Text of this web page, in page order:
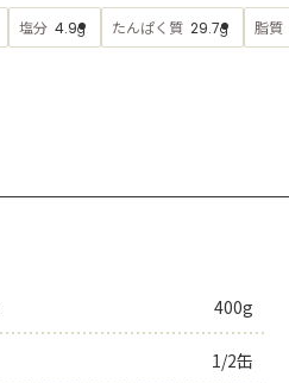
塩分 4.9g たんぱく質 29.7g 脂質
400g
1/2缶